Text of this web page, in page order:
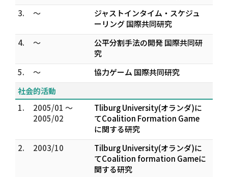
3.
～
ジャストインタイム・スケジュ
ーリング 国際共同研究
4.
～
公平分割手法の開発 国際共同研
究
5.
～
協力ゲーム 国際共同研究
社会的活動
1.
2005/01 ～
2005/02
Tliburg University(オランダ)に
てCoalition Formation Game
に関する研究
2.
2003/10
Tilburg University(オランダ)に
てCoalition formation Gameに
関する研究